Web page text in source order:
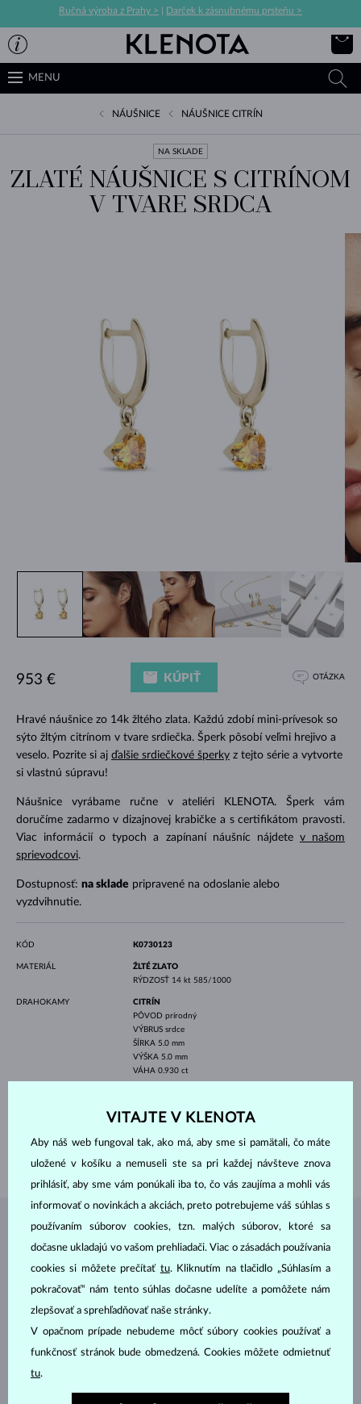
Ručná výroba z Prahy > Darček k zásnubnému prsteňu >
MENU
NÁUŠNICE NÁUŠNICE CITRÍN
NA SKLADE
ZLATÉ NÁUŠNICE S CITRÍNOM
V TVARE SRDCA
Hravé náušnice zo 14k žltého zlata. Každú zdobí mini-prívesok so
sýto žltým citrínom v tvare srdiečka. Šperk pôsobí veľmi hrejivo a
veselo. Pozrite si aj ďalšie srdiečkové šperkyz tejto série a vytvorte
si vlastnú súpravu!
Náušnice vyrábame ručne v ateliéri KLENOTA. Šperk vám
doručíme zadarmo v dizajnovej krabičke a s certifikátom pravosti.
Viac informácií o typoch a zapínaní náušníc nájdete v našom
sprievodcovi.
Dostupnosť: na sklade pripravené na odoslanie alebo
vyzdvihnutie.
953 € KÚPIŤ OTÁZKA
KÓD K0730123
MATERIÁL
ŽLTÉ ZLATO
RÝDZOSŤ 14 kt 585/1000
DRAHOKAMY
CITRÍN
PÔVOD prírodný
VÝBRUS srdce
ŠÍRKA 5.0 mm
VÝŠKA 5.0 mm
VÁHA 0.930 ct
5.00 mm
VÁHA
ŠPERKY ZATELIÉRU KLENOTA
VITAJTE V KLENOTA
Aby náš web fungoval tak, ako má, aby sme si pamätali, čo máte
uložené v košíku a nemuseli ste sa pri každej návšteve znova
prihlásiť, aby sme vám ponúkali iba to, čo vás zaujíma a mohli vás
informovať o novinkách a akciách, preto potrebujeme váš súhlas s
používaním súborov cookies, tzn. malých súborov, ktoré sa
dočasne ukladajú vo vašom prehliadači. Viac o zásadách používania
cookies si môžete prečítať tu. Kliknutím na tlačidlo „Súhlasím a
pokračovať“ nám tento súhlas dočasne udelíte a pomôžete nám
zlepšovať a sprehľadňovať naše stránky.
V opačnom prípade nebudeme môcť súbory cookies používať a
funkčnosť stránok bude obmedzená. Cookies môžete odmietnuť
tu.